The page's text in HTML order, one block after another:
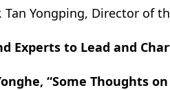
Tan Yongping, Director of
Experts to Lead and
“Some Thoughts